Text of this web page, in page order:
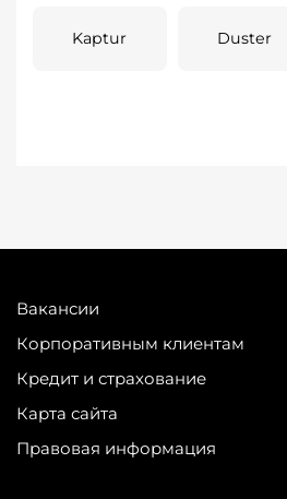
Kaptur Duster
Вакансии
Корпоративным клиентам
Кредит и страхование
Карта сайта
Правовая информация